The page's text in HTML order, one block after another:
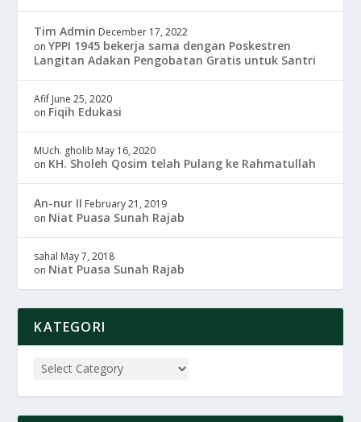
Tim Admin December 17, 2022
onYPPI 1945 bekerja sama dengan Poskestren
Langitan Adakan Pengobatan Gratis untuk Santri
Afif June 25, 2020
on Fiqih Edukasi
MUch. gholib May 16, 2020
on KH. Sholeh Qosim telah Pulang ke Rahmatullah
An-nur II February 21, 2019
on Niat Puasa Sunah Rajab
sahal May 7, 2018
on Niat Puasa Sunah Rajab
KATEGORI